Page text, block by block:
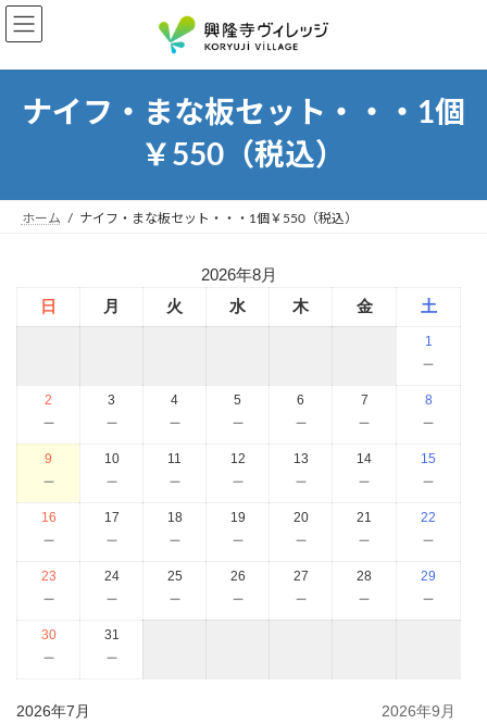
コ
ン
ナ
ビ
ナイフ・まな板セット・・・1個
￥550（税込）
ホーム ナイフ・まな板セット・・・1個￥550（税込）
2026年8月
日
月 火 水 木 金 土
1
－
2
－
3
－
4
－
5
－
6
－
7
－
8
－
9
－
10
－
11
－
12
－
13
－
14
－
15
－
16
－
17
－
18
－
19
－
20
－
21
－
22
－
23
－
24
－
25
－
26
－
27
－
28
－
29
－
30
－
31
－
2026年7月 2026年9月